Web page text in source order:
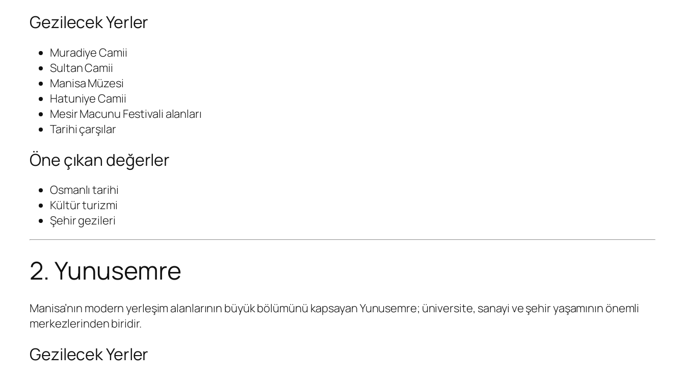
Gezilecek Yerler
Muradiye Camii
Sultan Camii
Manisa Müzesi
Hatuniye Camii
Mesir Macunu Festivali alanları
Tarihi çarşılar
Öne çıkan değerler
Osmanlı tarihi
Kültür turizmi
Şehir gezileri
2. Yunusemre
Manisa’nın modern yerleşim alanlarının büyük bölümünü kapsayan Yunusemre; üniversite, sanayi ve şehir yaşamının önemli
merkezlerinden biridir.
Gezilecek Yerler